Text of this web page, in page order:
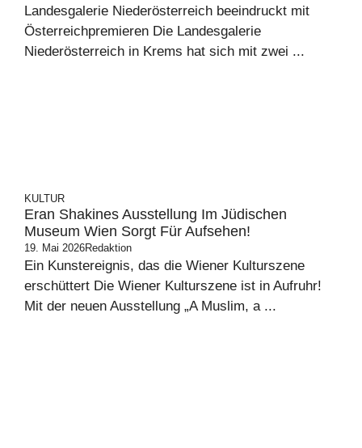
Landesgalerie Niederösterreich beeindruckt mit
Österreichpremieren Die Landesgalerie
Niederösterreich in Krems hat sich mit zwei ...
KULTUR
Eran Shakines Ausstellung Im Jüdischen
Museum Wien Sorgt Für Aufsehen!
19. Mai 2026Redaktion
Ein Kunstereignis, das die Wiener Kulturszene
erschüttert Die Wiener Kulturszene ist in Aufruhr!
Mit der neuen Ausstellung „A Muslim, a ...